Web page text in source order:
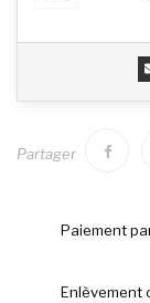
Partager
Paiement
Enlèvement